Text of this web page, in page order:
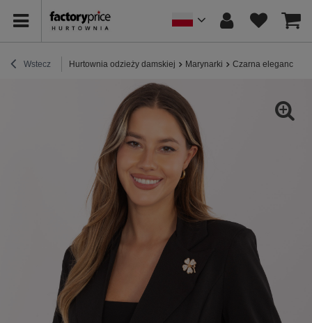
Wstecz Hurtownia odzieży damskiej Marynarki Czarna elegancka